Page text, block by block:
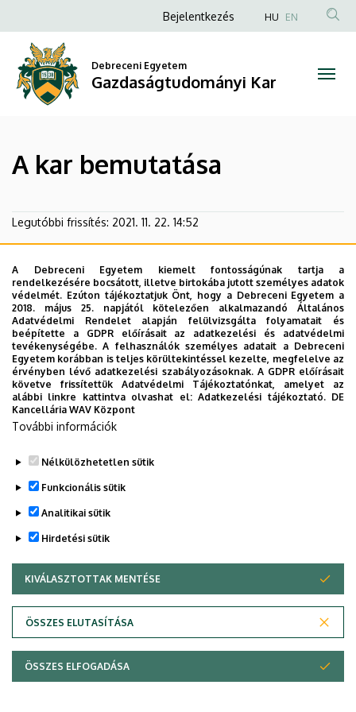
kar
bemutatása
Gazdaságtudományi
Kar
a
tartalomra
Anonim
fiók
menüje
Bejelentkezés HU EN
Debreceni Egyetem
Gazdaságtudományi Kar
A kar bemutatása
Legutóbbi frissítés: 2021. 11. 22. 14:52
Adatvédelem
Copyright © 2026 Unideb
A Debreceni Egyetem kiemelt fontosságúnak tartja a
rendelkezésére bocsátott, illetve birtokába jutott személyes adatok
védelmét. Ezúton tájékoztatjuk Önt, hogy a Debreceni Egyetem a
2018. május 25. napjától kötelezően alkalmazandó Általános
Adatvédelmi Rendelet alapján felülvizsgálta folyamatait és
beépítette a GDPR előírásait az adatkezelési és adatvédelmi
tevékenységébe. A felhasználók személyes adatait a Debreceni
Egyetem korábban is teljes körültekintéssel kezelte, megfelelve az
érvényben lévő adatkezelési szabályozásoknak. A GDPR előírásait
követve frissítettük Adatvédelmi Tájékoztatónkat, amelyet az
alábbi linkre kattintva olvashat el:Adatkezelési tájékoztató. DE
Kancellária WAV Központ
További információk
Nélkülözhetetlen sütik
Funkcionális sütik
Analitikai sütik
Hirdetési sütik
KIVÁLASZTOTTAK MENTÉSE
ÖSSZES ELUTASÍTÁSA
WITHDRAW CONSENT
ÖSSZES ELFOGADÁSA